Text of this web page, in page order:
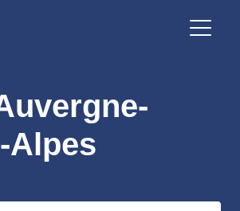
Alpes